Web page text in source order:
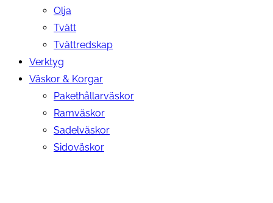
Olja
Tvätt
Tvättredskap
Verktyg
Väskor & Korgar
Pakethållarväskor
Ramväskor
Sadelväskor
Sidoväskor